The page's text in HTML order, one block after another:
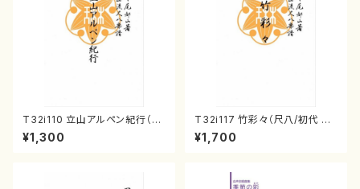
T32i110 立山アルペン紀行（尺
八/初代 石垣征山/尺八/都山式
譜）都山流公刊楽譜曲番:559
¥1,300
T32i117 竹彩々（尺八/初代 山
本邦山/尺八/都山式譜）都山流
公刊楽譜曲番:566
¥1,700